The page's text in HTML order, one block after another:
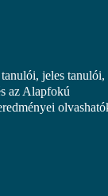
jeles tanulói,
az Alapfokú